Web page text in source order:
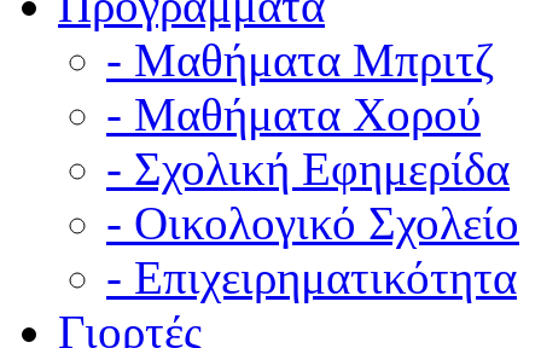
- Μαθήματα Μπριτζ
- Μαθήματα Χορού
- Σχολική Εφημερίδα
- Οικολογικό Σχολείο
- Επιχειρηματικότητα
Γιορτές